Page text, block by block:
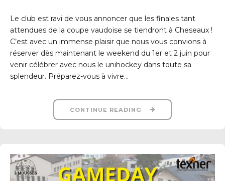
Le club est ravi de vous annoncer que les finales tant
attendues de la coupe vaudoise se tiendront à Cheseaux !
C’est avec un immense plaisir que nous vous convions à
réserver dès maintenant le weekend du 1er et 2 juin pour
venir célébrer avec nous le unihockey dans toute sa
splendeur. Préparez-vous à vivre...
CONTINUE READING